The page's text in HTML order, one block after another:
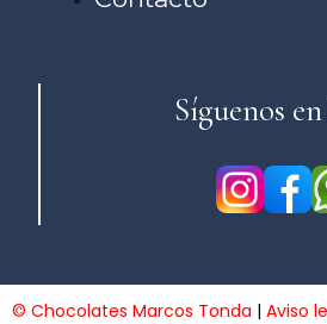
Síguenos
© Chocolates Marcos Tonda | Aviso